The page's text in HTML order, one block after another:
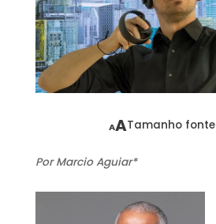
AATamanho fonte
Por Marcio Aguiar*